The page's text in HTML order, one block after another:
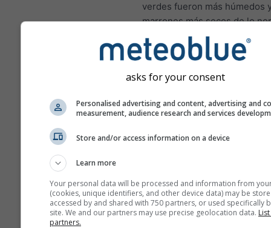
verdes fueron más húmedos
marrones más secos de lo
Cambio climático - Bogen
mes
Jun
Sep Oct Nov
asks for your consent
Personalised advertising and content, advertising and
measurement, audience research and services
Store and/or access information on a device
Learn more
Your personal data will be processed and information from
(cookies, unique identifiers, and other device data) may be
accessed by and shared with 750 partners, or used specifically
site. We and our partners may use precise geolocation data.
partners.